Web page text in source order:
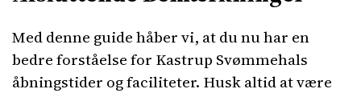
Med denne guide håber vi, at du nu har en
bedre forståelse for Kastrup Svømmehals
åbningstider og faciliteter. Husk altid at være